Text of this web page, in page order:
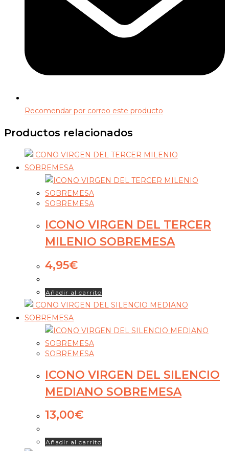
Recomendar por correo este producto
Productos relacionados
SOBREMESA
ICONO VIRGEN DEL TERCER
MILENIO SOBREMESA
4,95€
Añadir al carrito
SOBREMESA
ICONO VIRGEN DEL SILENCIO
MEDIANO SOBREMESA
13,00€
Añadir al carrito